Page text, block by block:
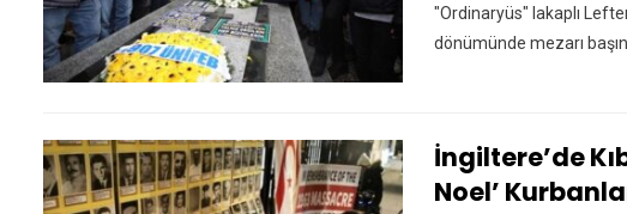
"Ordinaryüs" lakaplı
dönümünde mezarı
İngiltere’de
Noel’